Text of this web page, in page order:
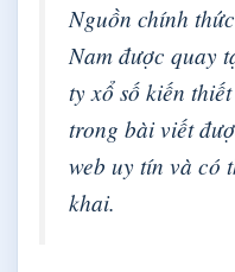
Nguồn chính
Nam được quay
ty xổ số kiến
trong bài viết
web uy tín và có
khai.